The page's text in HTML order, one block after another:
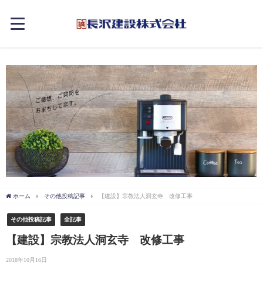
ホーム その他投稿記事 【建設】宗教法人洞玄寺 改修工事
その他投稿記事 全記事
【建設】宗教法人洞玄寺 改修工事
2018年10月16日